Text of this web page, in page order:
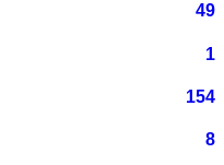
49
1
154
8